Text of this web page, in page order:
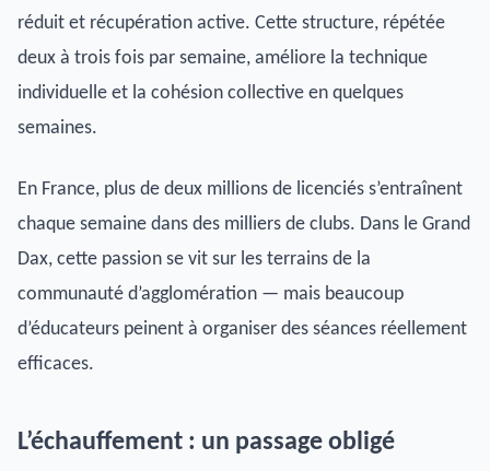
réduit et récupération active. Cette structure, répétée
deux à trois fois par semaine, améliore la technique
individuelle et la cohésion collective en quelques
semaines.
En France, plus de deux millions de licenciés s’entraînent
chaque semaine dans des milliers de clubs. Dans le Grand
Dax, cette passion se vit sur les terrains de la
communauté d’agglomération — mais beaucoup
d’éducateurs peinent à organiser des séances réellement
efficaces.
L’échauffement : un passage obligé